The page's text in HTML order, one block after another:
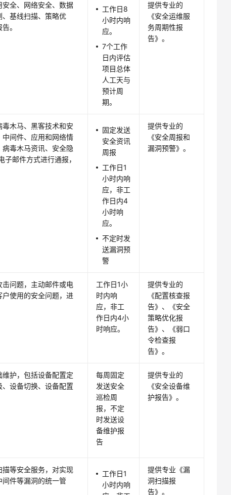
安全、网络安全、数据
基线扫描、策略优
。
工作日8
小时内响
应。
7个工作
日内评估
项目总体
人工天与
预计周
期。
提供专业的
《安全运维服
务周期性报
告》。
木马、黑客技术和安
间件、应用和网络情
毒木马资讯、安全隐
邮件方式进行通报，
固定发送
安全资讯
周报
工作日1
小时内响
应，非工
作日内4
小时响
应。
不定时发
送漏洞预
警
提供专业的
《安全周报和
漏洞预警》。
问题，主动邮件或电
使用的安全问题，进
工作日1小
时内响
应，非工
作日内4小
时响应。
提供专业的
《配置核查报
告》 、
《安全
策略优化报
告》 、
《弱口
令检查报
告》。
护，包括设备配置定
设备切换、设备配置
每周固定
发送安全
巡检周
报，不定
时发送设
备维护报
告
提供专业的
《安全设备维
护报告》。
等安全服务，对实现
件等漏洞的统一管
工作日1
小时内响
提供专业 《漏
洞扫描报
告》。